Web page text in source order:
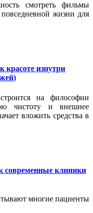
смотреть фильмы
жизни для
красоте изнутри
на философии
чистоту и внешнее
вложить средства в
современные клиники
многие пациенты